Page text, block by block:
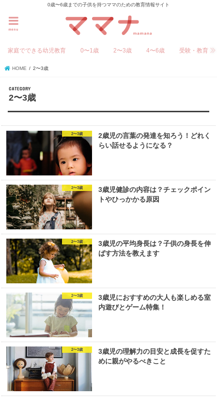
0歳〜6歳までの子供を持つママのための教育情報サイト
menu
家庭でできる幼児教育 0〜1歳 2〜3歳 4〜6歳 受験・教育
HOME 2〜3歳
2〜3歳
2〜3歳
2歳児の言葉の発達を知ろう！どれく
らい話せるようになる？
2〜3歳
3歳児健診の内容は？チェックポイン
トやひっかかる原因
2〜3歳
3歳児の平均身長は？子供の身長を伸
ばす方法を教えます
2〜3歳
3歳児におすすめの大人も楽しめる室
内遊びとゲーム特集！
2〜3歳
3歳児の理解力の目安と成長を促すた
めに親がやるべきこと